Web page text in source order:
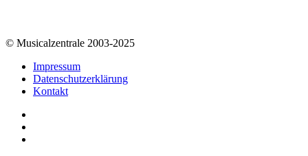
© Musicalzentrale 2003-2025
Impressum
Datenschutzerklärung
Kontakt